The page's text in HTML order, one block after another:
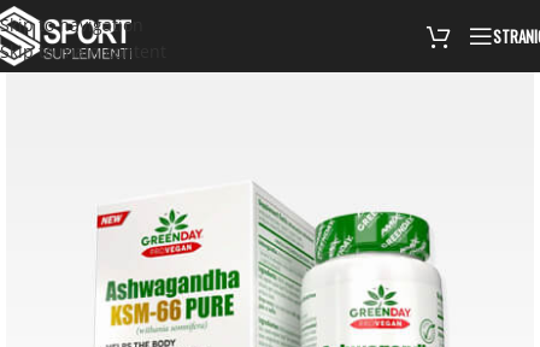
Skip to navigation
Skip to main content